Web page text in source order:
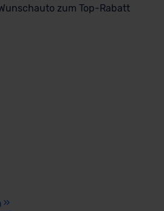
zum Top-Rabatt